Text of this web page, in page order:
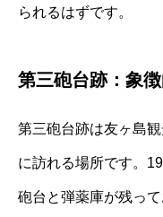
られるはずです。
第三砲台跡：象
第三砲台跡は友ヶ島
に訪れる場所です。
砲台と弾薬庫が残っ